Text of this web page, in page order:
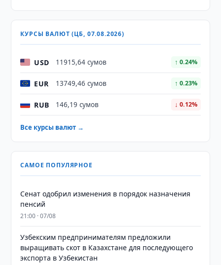
КУРСЫ ВАЛЮТ (ЦБ, 07.08.2026)
USD 11915,64 сумов ↑ 0.24%
EUR 13749,46 сумов ↑ 0.23%
RUB 146,19 сумов ↓ 0.12%
Все курсы валют →
САМОЕ ПОПУЛЯРНОЕ
Сенат одобрил изменения в порядок назначения
пенсий
21:00 · 07/08
Узбекским предпринимателям предложили
выращивать скот в Казахстане для последующего
экспорта в Узбекистан